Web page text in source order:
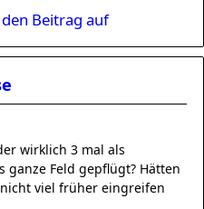
den Beitrag auf
wirklich 3 mal als
ganze Feld gepflügt? Hätten
viel früher eingreifen